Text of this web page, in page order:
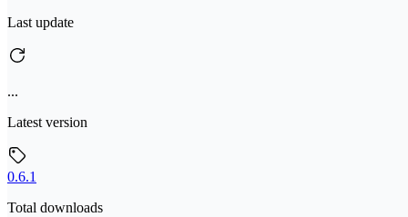
Last update
...
Latest version
0.6.1
Total downloads